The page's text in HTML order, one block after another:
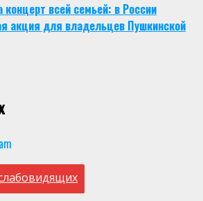
концерт всей семьей: в России
акция для владельцев Пушкинской